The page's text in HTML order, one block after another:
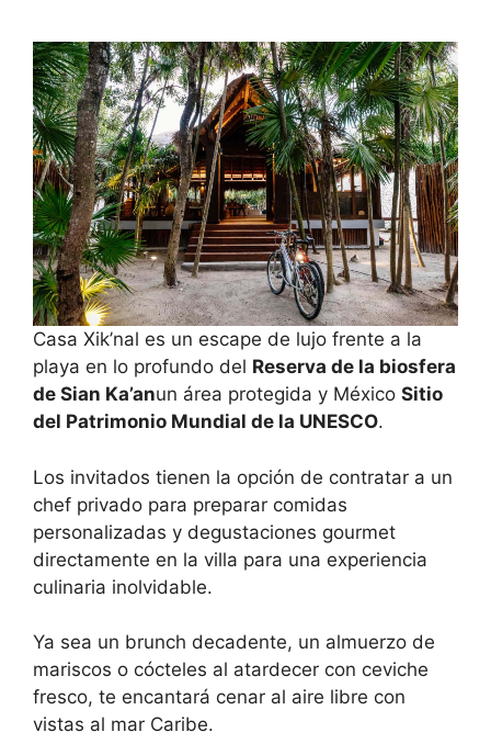
Casa Xik’nal es un escape de lujo frente a la
playa en lo profundo del Reserva de la biosfera
de Sian Ka’anun área protegida y México Sitio
del Patrimonio Mundial de la UNESCO.
Los invitados tienen la opción de contratar a un
chef privado para preparar comidas
personalizadas y degustaciones gourmet
directamente en la villa para una experiencia
culinaria inolvidable.
Ya sea un brunch decadente, un almuerzo de
mariscos o cócteles al atardecer con ceviche
fresco, te encantará cenar al aire libre con
vistas al mar Caribe.